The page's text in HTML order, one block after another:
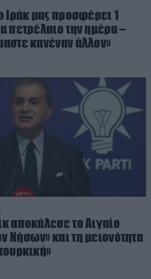
Ιράκ μας προσφέρει 1
πετρέλαιο την ημέρα –
κανέναν άλλον»
αποκάλεσε το Αιγαίο
Νήσων» και τη μειονότητα